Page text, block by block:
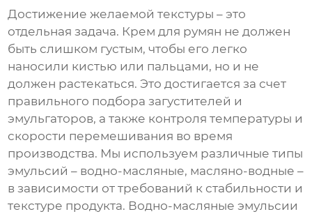
Достижение желаемой текстуры – это
отдельная задача. Крем для румян не должен
быть слишком густым, чтобы его легко
наносили кистью или пальцами, но и не
должен растекаться. Это достигается за счет
правильного подбора загустителей и
эмульгаторов, а также контроля температуры и
скорости перемешивания во время
производства. Мы используем различные типы
эмульсий – водно-масляные, масляно-водные –
в зависимости от требований к стабильности и
текстуре продукта. Водно-масляные эмульсии